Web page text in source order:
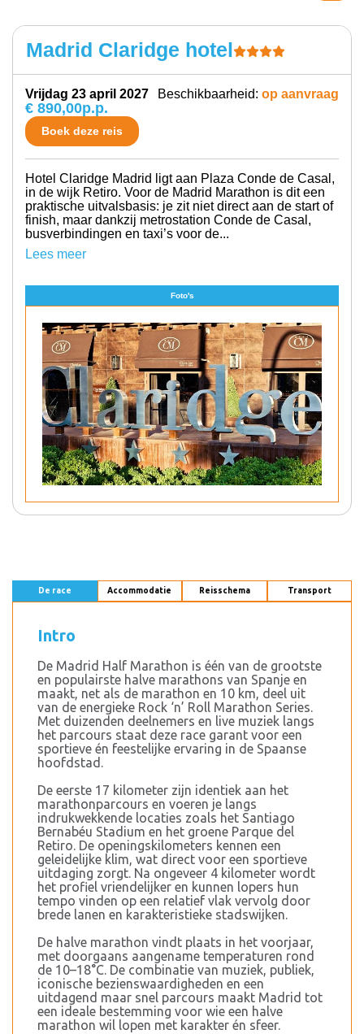
Madrid Claridge hotel
vrijdag 23 april 2027 Beschikbaarheid: op aanvraag
€ 890,00p.p.
Boek deze reis
Hotel Claridge Madrid ligt aan Plaza Conde de Casal,
in de wijk Retiro. Voor de Madrid Marathon is dit een
praktische uitvalsbasis: je zit niet direct aan de start of
finish, maar dankzij metrostation Conde de Casal,
busverbindingen en taxi’s voor de...
Lees meer
Foto's
De race Accommodatie Reisschema Transport
Intro
De Madrid Half Marathon is één van de grootste
en populairste halve marathons van Spanje en
maakt, net als de marathon en 10 km, deel uit
van de energieke Rock ‘n’ Roll Marathon Series.
Met duizenden deelnemers en live muziek langs
het parcours staat deze race garant voor een
sportieve én feestelijke ervaring in de Spaanse
hoofdstad.
De eerste 17 kilometer zijn identiek aan het
marathonparcours en voeren je langs
indrukwekkende locaties zoals het Santiago
Bernabéu Stadium en het groene Parque del
Retiro. De openingskilometers kennen een
geleidelijke klim, wat direct voor een sportieve
uitdaging zorgt. Na ongeveer 4 kilometer wordt
het profiel vriendelijker en kunnen lopers hun
tempo vinden op een relatief vlak vervolg door
brede lanen en karakteristieke stadswijken.
De halve marathon vindt plaats in het voorjaar,
met doorgaans aangename temperaturen rond
de 10–18°C. De combinatie van muziek, publiek,
iconische bezienswaardigheden en een
uitdagend maar snel parcours maakt Madrid tot
een ideale bestemming voor wie een halve
marathon wil lopen met karakter én sfeer.